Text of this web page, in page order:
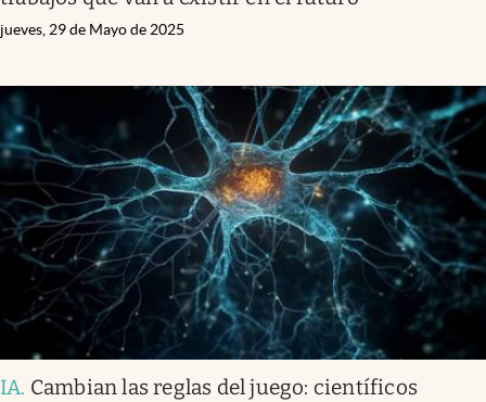
jueves, 29 de Mayo de 2025
IA. Cambian las reglas del juego: científicos